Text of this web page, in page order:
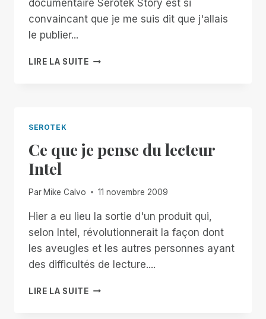
documentaire Serotek Story est si
convaincant que je me suis dit que j'allais
le publier...
LIRE LA SUITELE
MUST
POUR
AUDIO
SEROTEK
Ce que je pense du lecteur
Intel
Par Mike Calvo 11 novembre 2009
Hier a eu lieu la sortie d'un produit qui,
selon Intel, révolutionnerait la façon dont
les aveugles et les autres personnes ayant
des difficultés de lecture....
LIRE LA SUITECE